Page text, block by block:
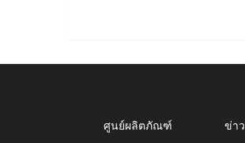
ศูนย์ผลิตภัณฑ์ ข่าว